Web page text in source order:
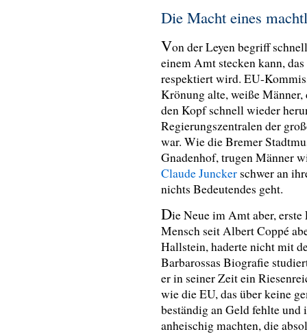
Die Macht eines
Von der Leyen begriff
einem Amt stecken kann,
respektiert wird. EU-
Krönung alte, weiße Männer,
den Kopf schnell wieder
Regierungszentralen der
war. Wie die Bremer
Gnadenhof, trugen Männer
Claude Juncker schwer an
nichts Bedeutendes geht.
Die Neue im Amt aber,
Mensch seit Albert Coppé
Hallstein, haderte nicht mit
Barbarossas Biografie
er in seiner Zeit ein
wie die EU, das über keine
beständig an Geld fehlte und
anheischig machten, die